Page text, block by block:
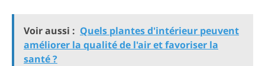
Voir aussi : Quels plantes d'intérieur peuvent
améliorer la qualité de l'air et favoriser la
santé ?